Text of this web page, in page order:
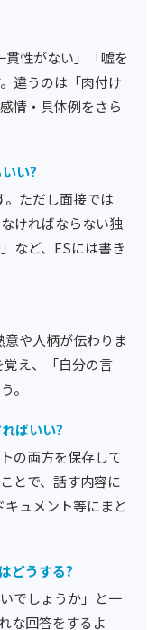
性がない」「嘘を
違うのは「肉付け
情・具体例をさら
い?
ただし面接では
ければならない独
など、ESには書き
や人柄が伝わりま
え、「自分の言
。
ばいい?
の両方を保存して
とで、話す内容に
ュメント等にまと
どうする?
でしょうか」と一
な回答をするよ